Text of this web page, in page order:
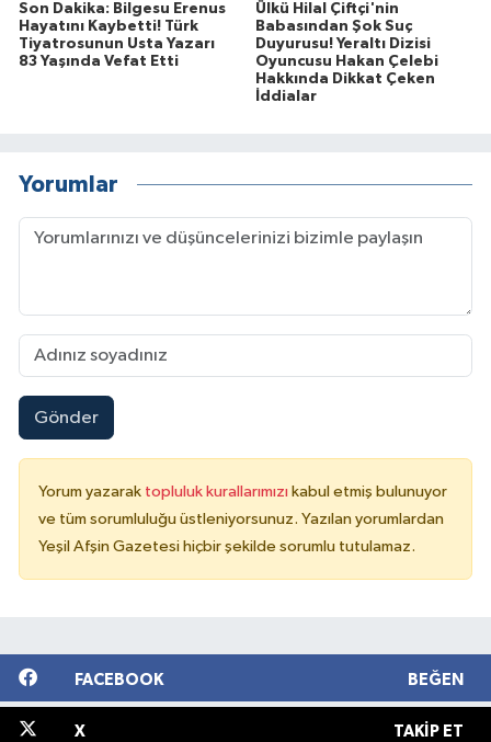
Son Dakika: Bilgesu Erenus
Hayatını Kaybetti! Türk
Tiyatrosunun Usta Yazarı
83 Yaşında Vefat Etti
Ülkü Hilal Çiftçi'nin
Babasından Şok Suç
Duyurusu! Yeraltı Dizisi
Oyuncusu Hakan Çelebi
Hakkında Dikkat Çeken
İddialar
Yorumlar
Gönder
Yorum yazarak topluluk kurallarımızı kabul etmiş bulunuyor
ve tüm sorumluluğu üstleniyorsunuz. Yazılan yorumlardan
Yeşil Afşin Gazetesi hiçbir şekilde sorumlu tutulamaz.
FACEBOOK BEĞEN
X TAKIP ET